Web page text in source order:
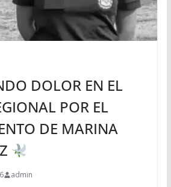
DOLOR EN EL
POR EL
DE MARINA
admin